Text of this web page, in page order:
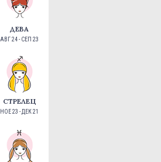
ДЕВА
АВГ 24 - СЕП 23
СТРЕЛЕЦ
НОЕ 23 - ДЕК 21